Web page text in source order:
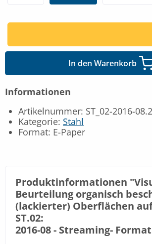
In den Warenkorb
Informationen
Artikelnummer: ST_02-2016-08.2
Kategorie: Stahl
Format: E-Paper
Produktinformationen
Beurteilung organisch
(lackierter) Oberflächen
ST.02:
2016-08 - Streaming- Format